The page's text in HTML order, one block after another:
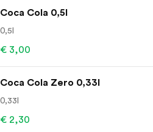
Coca Cola 0,5l
0,5l
€ 3,00
Coca Cola Zero 0,33l
0,33l
€ 2,30